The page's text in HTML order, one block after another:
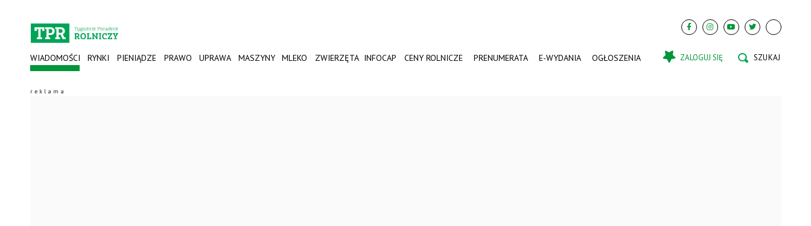
WIADOMOŚCI RYNKI PIENIĄDZE PRAWO UPRAWA MASZYNY MLEKO ZWIERZĘTA INFOCAP CENY ROLNICZE PRENUMERATA E-WYDANIA OGŁOSZENIA ZALOGUJ SIĘ